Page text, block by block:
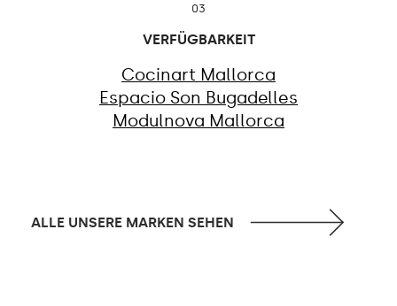
03
VERFÜGBARKEIT
Cocinart Mallorca
Espacio Son Bugadelles
Modulnova Mallorca
ALLE UNSERE MARKEN SEHEN